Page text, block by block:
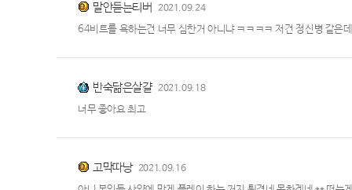
말안듣는티버 2021.09.24
64비트를 욕하는건 너무 심한거 아니냐 ㅋㅋㅋㅋ 저건 정신병 같은데
반숙닮은살걀 2021.09.18
너무 좋아요 최고
고막따낭 2021.09.16